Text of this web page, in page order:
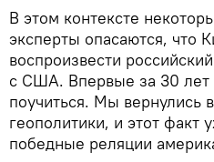
В этом контексте
эксперты опасаются, что
воспроизвести
с США. Впервые за 30 лет
поучиться. Мы вернулись
геополитики, и этот факт
победные реляции